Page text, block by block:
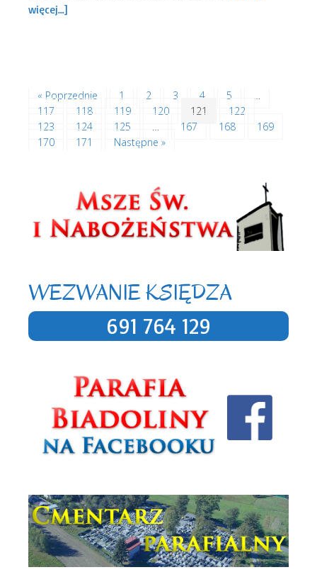
więcej…]
« Poprzednie 1 2 3 4 5
…
117
118 119 120 121
122
123
124 125 … 167 168
169
170
171 Następne »
WEZWANIE KSIĘDZA
691 764 129